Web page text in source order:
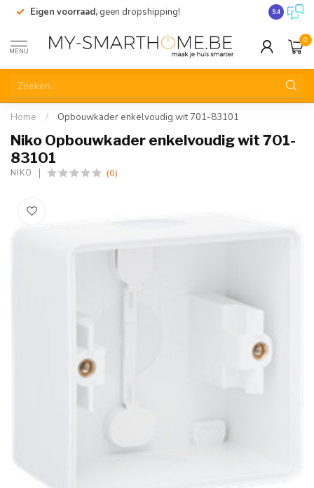
Eigen voorraad, geen dropshipping! 9.4
MENU
0
Home / Opbouwkader enkelvoudig wit 701-83101
Niko Opbouwkader enkelvoudig wit 701-
83101
NIKO (0)